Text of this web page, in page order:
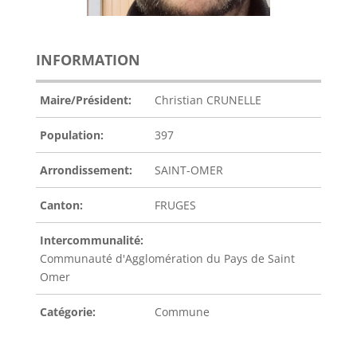
INFORMATION
Maire/Président: Christian CRUNELLE
Population: 397
Arrondissement: SAINT-OMER
Canton: FRUGES
Intercommunalité:
Communauté d'Agglomération du Pays de Saint
Omer
Catégorie: Commune